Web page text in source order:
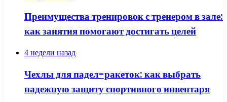
Преимущества тренировок с тренером в зале:
как занятия помогают достигать целей
4 недели назад
Чехлы для падел-ракеток: как выбрать
надежную защиту спортивного инвентаря